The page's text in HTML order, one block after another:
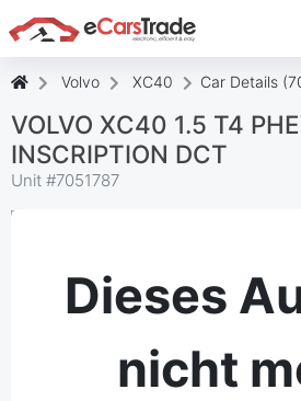
Installieren Sie die
sie zu Ihrem Startbildschirm
Volvo XC40 Car Details
VOLVO XC40 1.5 T4
INSCRIPTION DCT
Unit #7051787
Dieses
nicht